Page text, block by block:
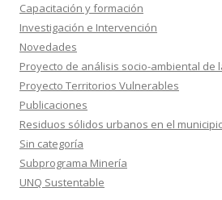
Capacitación y formación
Investigación e Intervención
Novedades
Proyecto de análisis socio-ambiental de
Proyecto Territorios Vulnerables
Publicaciones
Residuos sólidos urbanos en el
Sin categoría
Subprograma Minería
UNQ Sustentable